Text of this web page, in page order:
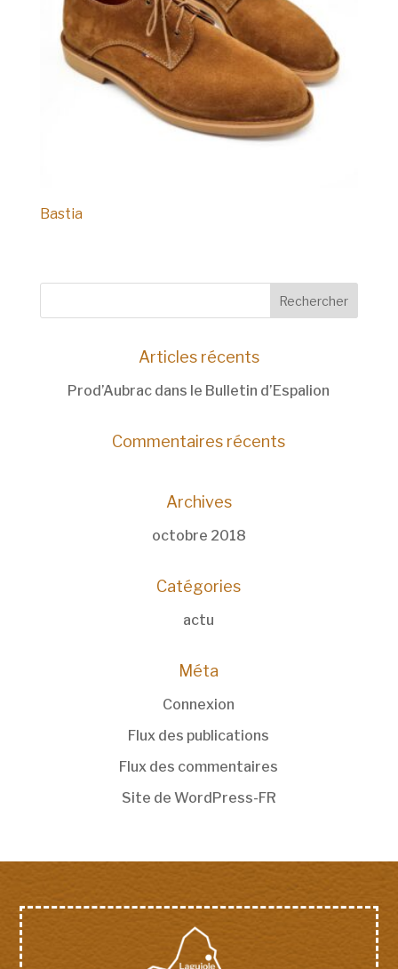
Bastia
Articles récents
Prod’Aubrac dans le Bulletin d’Espalion
Commentaires récents
Archives
octobre 2018
Catégories
actu
Méta
Connexion
Flux des publications
Flux des commentaires
Site de WordPress-FR